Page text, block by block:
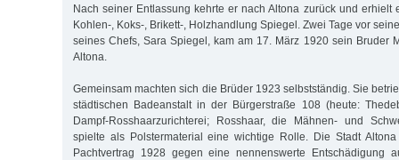
Nach seiner Entlassung kehrte er nach Altona zurück und erhielt
Kohlen-, Koks-, Brikett-, Holzhandlung Spiegel. Zwei Tage vor
seines Chefs, Sara Spiegel, kam am 17. März 1920 sein Bruder
Altona.
Gemeinsam machten sich die Brüder 1923 selbstständig. Sie
städtischen Badeanstalt in der Bürgerstraße 108 (heute:
Dampf-Rosshaarzurichterei; Rosshaar, die Mähnen- und
spielte als Polstermaterial eine wichtige Rolle. Die Stadt
Pachtvertrag 1928 gegen eine nennenswerte Entschädigung